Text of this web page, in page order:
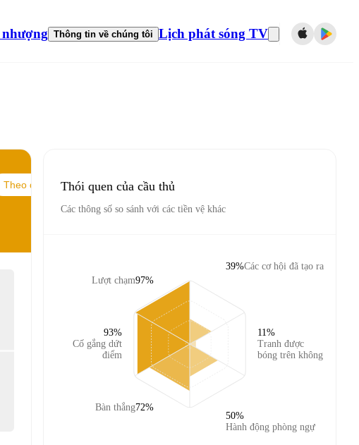
Thông tin về chúng tôi Lịch phát sóng TV
Theo dõi Thói quen của cầu thủ
Các thông số so sánh với các tiền vệ khác
Lượt chạm97%
Cố gắng dứt
điểm
93%
Bàn thắng72%
Các cơ hội đã tạo ra
39%
Tranh được
bóng trên không
11%
Hành động phòng ngự
50%